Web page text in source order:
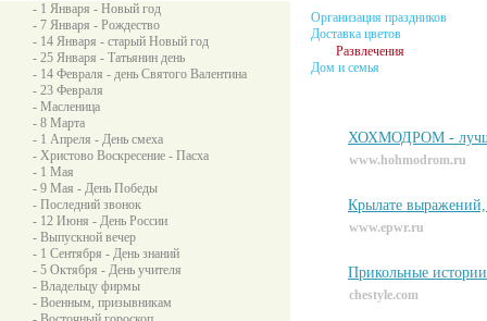
- 1 Января - Новый год
- 7 Января - Рождество
- 14 Января - старый Новый год
- 25 Января - Татьянин день
- 14 Февраля - день Святого Валентина
- 23 Февраля
- Масленица
- 8 Марта
- 1 Апреля - День смеха
- Христово Воскресение - Пасха
- 1 Мая
- 9 Мая - День Победы
- Последний звонок
- 12 Июня - День России
- Выпускной вечер
- 1 Сентября - День знаний
- 5 Октября - День учителя
- Владельцу фирмы
- Военным, призывникам
Организация праздников
Доставка цветов
Развлечения
Дом и семья
ХОХМОДРОМ -
www.hohmodrom.ru
Крылате
www.epwr.ru
Прикольные
chestyle.com